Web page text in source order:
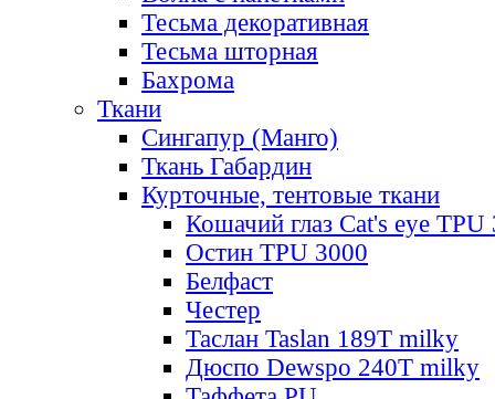
Тесьма декоративная
Тесьма шторная
Бахрома
Ткани
Сингапур (Манго)
Ткань Габардин
Курточные, тентовые ткани
Кошачий глаз Cat's eye TPU
Остин TPU 3000
Белфаст
Честер
Таслан Taslan 189T milky
Дюспо Dewspo 240T milky